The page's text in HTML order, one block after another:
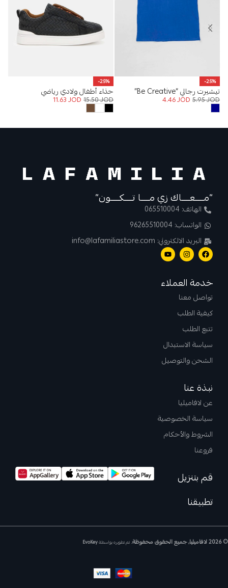
-25%
تيشيرت رجالي “Be Creative”
5.95JOD
4.46JOD
-25%
حذاء أطفال ولادي رياضي
15.50JOD
11.63JOD
“مــــعــــاك زي مــــا تــــكــــون”
الهاتف: 065510004
الواتساب: 96265510004
البريد الالكتروني: info@lafamiliastore.com
خدمة العملاء
تواصل معنا
كيفية الطلب
تتبع الطلب
سياسة الاستبدال
الشحن والتوصيل
نبذة عنا
عن لافاميليا
سياسة الخصوصية
الشروط والأحكام
فروعنا
قم بتنزيل
تطبيقنا
© 2026 لافاميليا, جميع الحقوق محفوظة. تم تطويره بواسطةEvoKey